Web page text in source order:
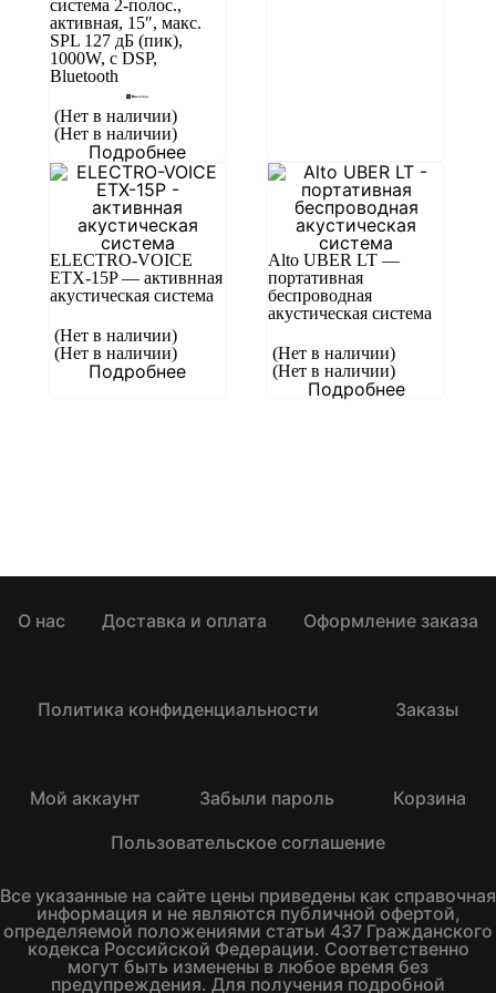
система 2-полос.,
активная, 15″, макс.
SPL 127 дБ (пик),
1000W, c DSP,
Bluetooth
(Нет в наличии)
(Нет в наличии)
Подробнее
ELECTRO-VOICE
ETX-15P — активнная
акустическая система
(Нет в наличии)
(Нет в наличии)
Подробнее
Alto UBER LT —
портативная
беспроводная
акустическая система
(Нет в наличии)
(Нет в наличии)
Подробнее
О нас Доставка и оплата Оформление заказа
Политика конфиденциальности Заказы
Мой аккаунт Забыли пароль
Корзина
Пользовательское соглашение
Все указанные на сайте цены приведены как справочная
информация и не являются публичной офертой,
определяемой положениями статьи 437 Гражданского
кодекса Российской Федерации. Соответственно
могут быть изменены в любое время без
предупреждения. Для получения подробной